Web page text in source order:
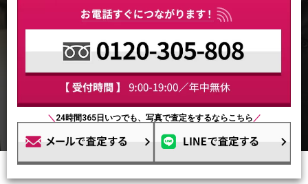
＼ 24時間365日いつでも、写真で査定をするならこちら ／